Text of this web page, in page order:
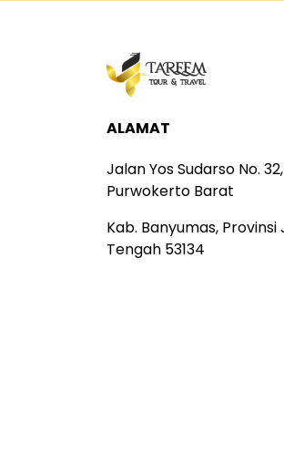
ALAMAT
Jalan Yos Sudarso No. 32,
Purwokerto Barat
Kab. Banyumas, Provinsi
Tengah 53134